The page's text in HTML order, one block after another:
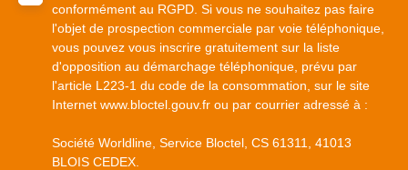
conformément au RGPD. Si vous ne souhaitez pas faire
l'objet de prospection commerciale par voie téléphonique,
vous pouvez vous inscrire gratuitement sur la liste
d'opposition au démarchage téléphonique, prévu par
l'article L223-1 du code de la consommation, sur le site
Internet www.bloctel.gouv.fr ou par courrier adressé à :
Société Worldline, Service Bloctel, CS 61311, 41013
BLOIS CEDEX.